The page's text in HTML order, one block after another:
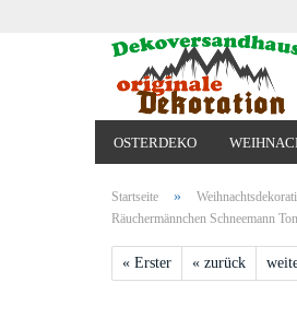
OSTERDEKO
Startseite »
Räuchermännchen Schneemann
« Erster « zurück